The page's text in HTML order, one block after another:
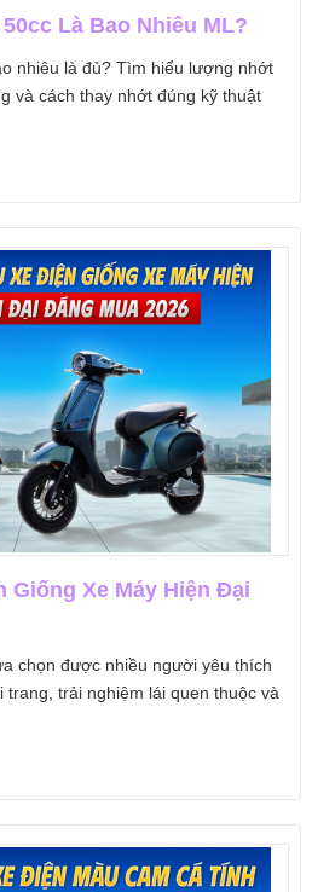
Là Bao Nhiêu ML?
nhiêu là đủ? Tìm hiểu lượng nhớt
và cách thay nhớt đúng kỹ thuật
Giống Xe Máy Hiện Đại
chọn được nhiều người yêu thích
trải nghiệm lái quen thuộc và